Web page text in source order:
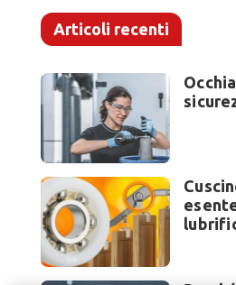
Articoli recenti